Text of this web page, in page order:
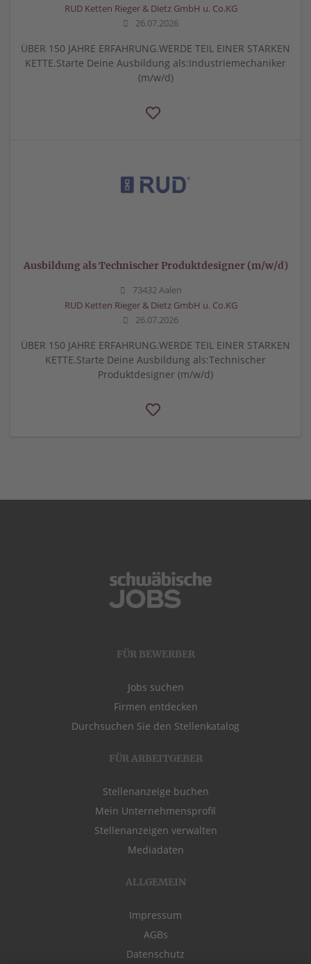
RUD Ketten Rieger & Dietz GmbH u. Co.KG
26.07.2026
ÜBER 150 JAHRE ERFAHRUNG.WERDE TEIL EINER STARKEN
KETTE.Starte Deine Ausbildung als:Industriemechaniker
(m/w/d)
Ausbildung als Technischer Produktdesigner (m/w/d)
73432 Aalen
RUD Ketten Rieger & Dietz GmbH u. Co.KG
26.07.2026
ÜBER 150 JAHRE ERFAHRUNG.WERDE TEIL EINER STARKEN
KETTE.Starte Deine Ausbildung als:Technischer
Produktdesigner (m/w/d)
FÜR BEWERBER
Jobs suchen
Firmen entdecken
Durchsuchen Sie den Stellenkatalog
FÜR ARBEITGEBER
Stellenanzeige buchen
Mein Unternehmensprofil
Stellenanzeigen verwalten
Mediadaten
ALLGEMEIN
Impressum
AGBs
Datenschutz